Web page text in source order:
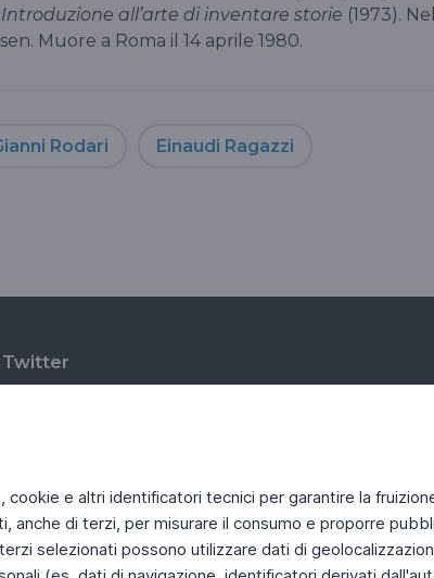
e altri identificatori tecnici per garantire la
di terzi, per misurare il consumo e proporre
selezionati possono utilizzare dati di
Introduzione all’arte di inventare storie (1973). Nel
Muore a Roma il 14 aprile 1980.
Rodari Einaudi Ragazzi
Twitter